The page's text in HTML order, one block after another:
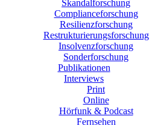
Skandalforschung
Complianceforschung
Resilienzforschung
Restrukturierungsforschung
Insolvenzforschung
Sonderforschung
Publikationen
Interviews
Print
Online
Hörfunk & Podcast
Fernsehen